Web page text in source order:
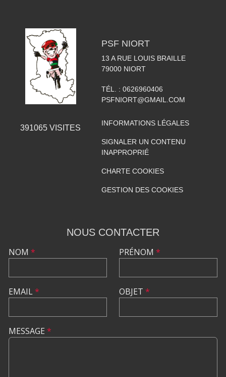
391065 VISITES
PSF NIORT
13 A RUE LOUIS BRAILLE
79000 NIORT
TÉL. : 0626960406
PSFNIORT@GMAIL.COM
INFORMATIONS LÉGALES
SIGNALER UN CONTENU
INAPPROPRIÉ
CHARTE COOKIES
GESTION DES COOKIES
NOUS CONTACTER
NOM *
EMAIL*
PRÉNOM *
OBJET *
MESSAGE *